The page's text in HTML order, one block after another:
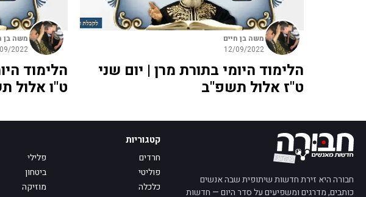
משה בן חיים
12/09/2022
הלימוד היומי בתורת מרן | יום שני
ט"ז אלול תשפ"ב
משה בן
2022
הלימוד
ט"ו אלול
חבורה היא זירת חדשות שיתופית שבה אנשים
כותבים, מדרגים ומשפיעים על סדר היום — חדשות
קטגוריות
חרדים
פלילי
פוליטי
ביטחון
כלכלה
מוזיקה